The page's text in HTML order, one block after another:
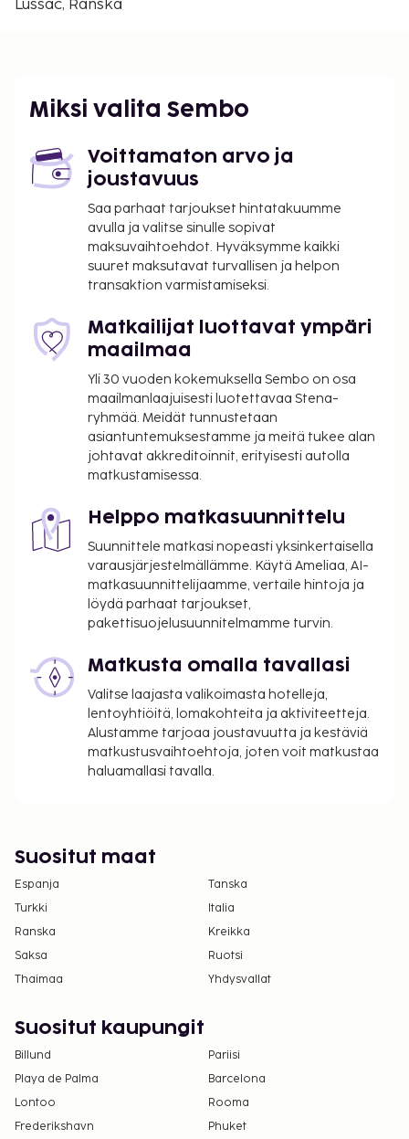
Vastaanotto on avoinna rajoitetusti. Täyden
palvelun kylpylässä voit rentoutua esimerkiksi
asiakkaita. Ilmainen englantilainen aamiainen
tarjoillaan päivittäin klo 8.30–10.00.
Majoituspaikka veloittaa seuraavat paikan päällä
suoritettavat maksut. Maksuihin saattaa sisältyä
sovellettavat verot:
Kaupungin perimä vero: 1.13 EUR per henkilö per
lapsilta.
ilmoittamat maksut.
Myöhäisestä sisäänkirjautumisesta veloitetaan
50 EUR:n suuruinen lisämaksu klo 20.30–23.30
Illallistapahtuma: 55 EUR
takuumaksut eivät välttämättä sisällä veroja, ja ne
saattavat muuttua.
Kansallisten määräysten vuoksi käteismaksut
eivät voi ylittää 1000 EUR:n suuruista summaa
tässä majoituspaikassa. Saat lisätietoja asiasta
varausvahvistuksessa olevien tietojen avulla.
Kausiluontoinen uima-allas on käytettävissä 01.
toukokuuta – 30. syyskuuta.
Hierontapalvelut ja kylpylähoidot tulee varata
etukäteen. Varauksen voi tehdä ottamalla
majoituspaikkaan yhteyttä ennen saapumista
Lussac, Ranska
Miksi valita Sembo
Voittamaton arvo ja
joustavuus
Saa parhaat tarjoukset hintatakuumme
avulla ja valitse sinulle sopivat
maksuvaihtoehdot. Hyväksymme kaikki
suuret maksutavat turvallisen ja helpon
transaktion varmistamiseksi.
Matkailijat luottavat ympäri
maailmaa
Yli 30 vuoden kokemuksella Sembo on osa
maailmanlaajuisesti luotettavaa Stena-
ryhmää. Meidät tunnustetaan
asiantuntemuksestamme ja meitä tukee alan
johtavat akkreditoinnit, erityisesti autolla
matkustamisessa.
Helppo matkasuunnittelu
Suunnittele matkasi nopeasti yksinkertaisella
varausjärjestelmällämme. Käytä Ameliaa, AI-
matkasuunnittelijaamme, vertaile hintoja ja
löydä parhaat tarjoukset,
pakettisuojelusuunnitelmamme turvin.
Matkusta omalla tavallasi
Valitse laajasta valikoimasta hotelleja,
lentoyhtiöitä, lomakohteita ja aktiviteetteja.
Alustamme tarjoaa joustavuutta ja kestäviä
matkustusvaihtoehtoja, joten voit matkustaa
haluamallasi tavalla.
Suositut maat
Espanja
Tanska
Turkki
Italia
Ranska
Kreikka
Saksa
Ruotsi
Thaimaa
Yhdysvallat
Suositut kaupungit
Billund
Pariisi
Playa de Palma
Barcelona
Lontoo
Rooma
Frederikshavn
Phuket